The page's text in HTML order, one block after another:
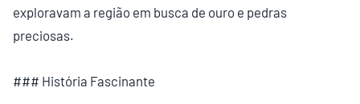
exploravam a região em busca de ouro e pedras
preciosas.
### História Fascinante